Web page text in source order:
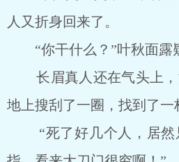
人又折身回来了。
“你干什么？”叶秋面露
长眉真人还在气头上，
地上搜刮了一圈，找到了一
“死了好几个人，居然